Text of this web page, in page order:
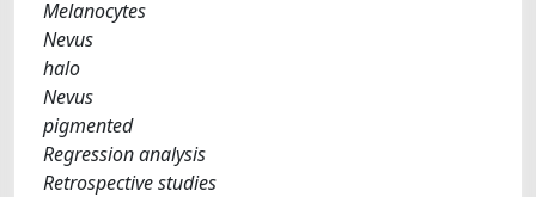
Melanocytes
Nevus
halo
Nevus
pigmented
Regression analysis
Retrospective studies